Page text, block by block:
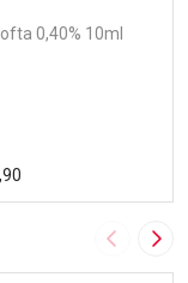
0,40% 10ml
,90
Imagem